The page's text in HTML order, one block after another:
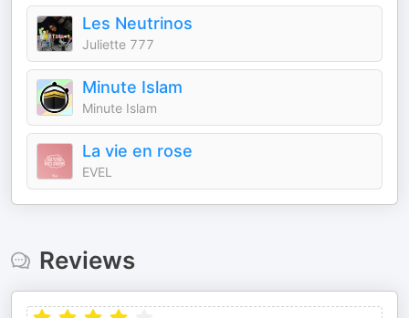
Les Neutrinos
Juliette 777
Minute Islam
Minute Islam
La vie en rose
EVEL
Reviews